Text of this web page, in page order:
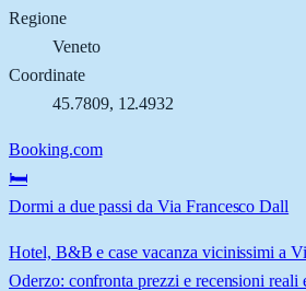
Regione
Veneto
Coordinate
45.7809, 12.4932
Booking.com
🛏️
Dormi a due passi da Via Francesco Dall
Hotel, B&B e case vacanza vicinissimi a
Oderzo: confronta prezzi e recensioni reali